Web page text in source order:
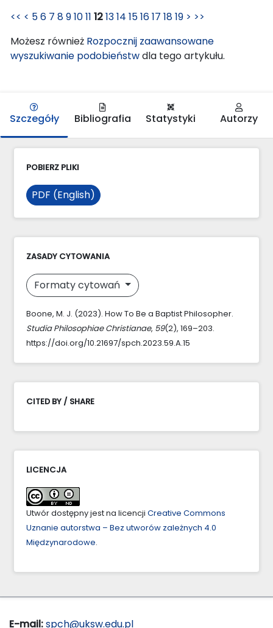
<< < 56 7 891011 121314 151617 1819 > >>
Możesz również Rozpocznij zaawansowane
wyszukiwanie podobieństwdla tego artykułu.
Szczegóły Bibliografia Statystyki Autorzy
POBIERZ PLIKI
PDF (English)
ZASADY CYTOWANIA
Formaty cytowań
Boone, M. J. (2023). How To Be a Baptist Philosopher.
Studia Philosophiae Christianae, 59(2), 169–203.
https://doi.org/10.21697/spch.2023.59.A.15
CITED BY / SHARE
LICENCJA
Utwór dostępny jest na licencji Creative Commons
Uznanie autorstwa – Bez utworów zależnych 4.0
Międzynarodowe.
E-mail:spch@uksw.edu.pl